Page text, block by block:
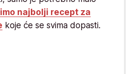
najbolji recept za
koje će se svima dopasti.